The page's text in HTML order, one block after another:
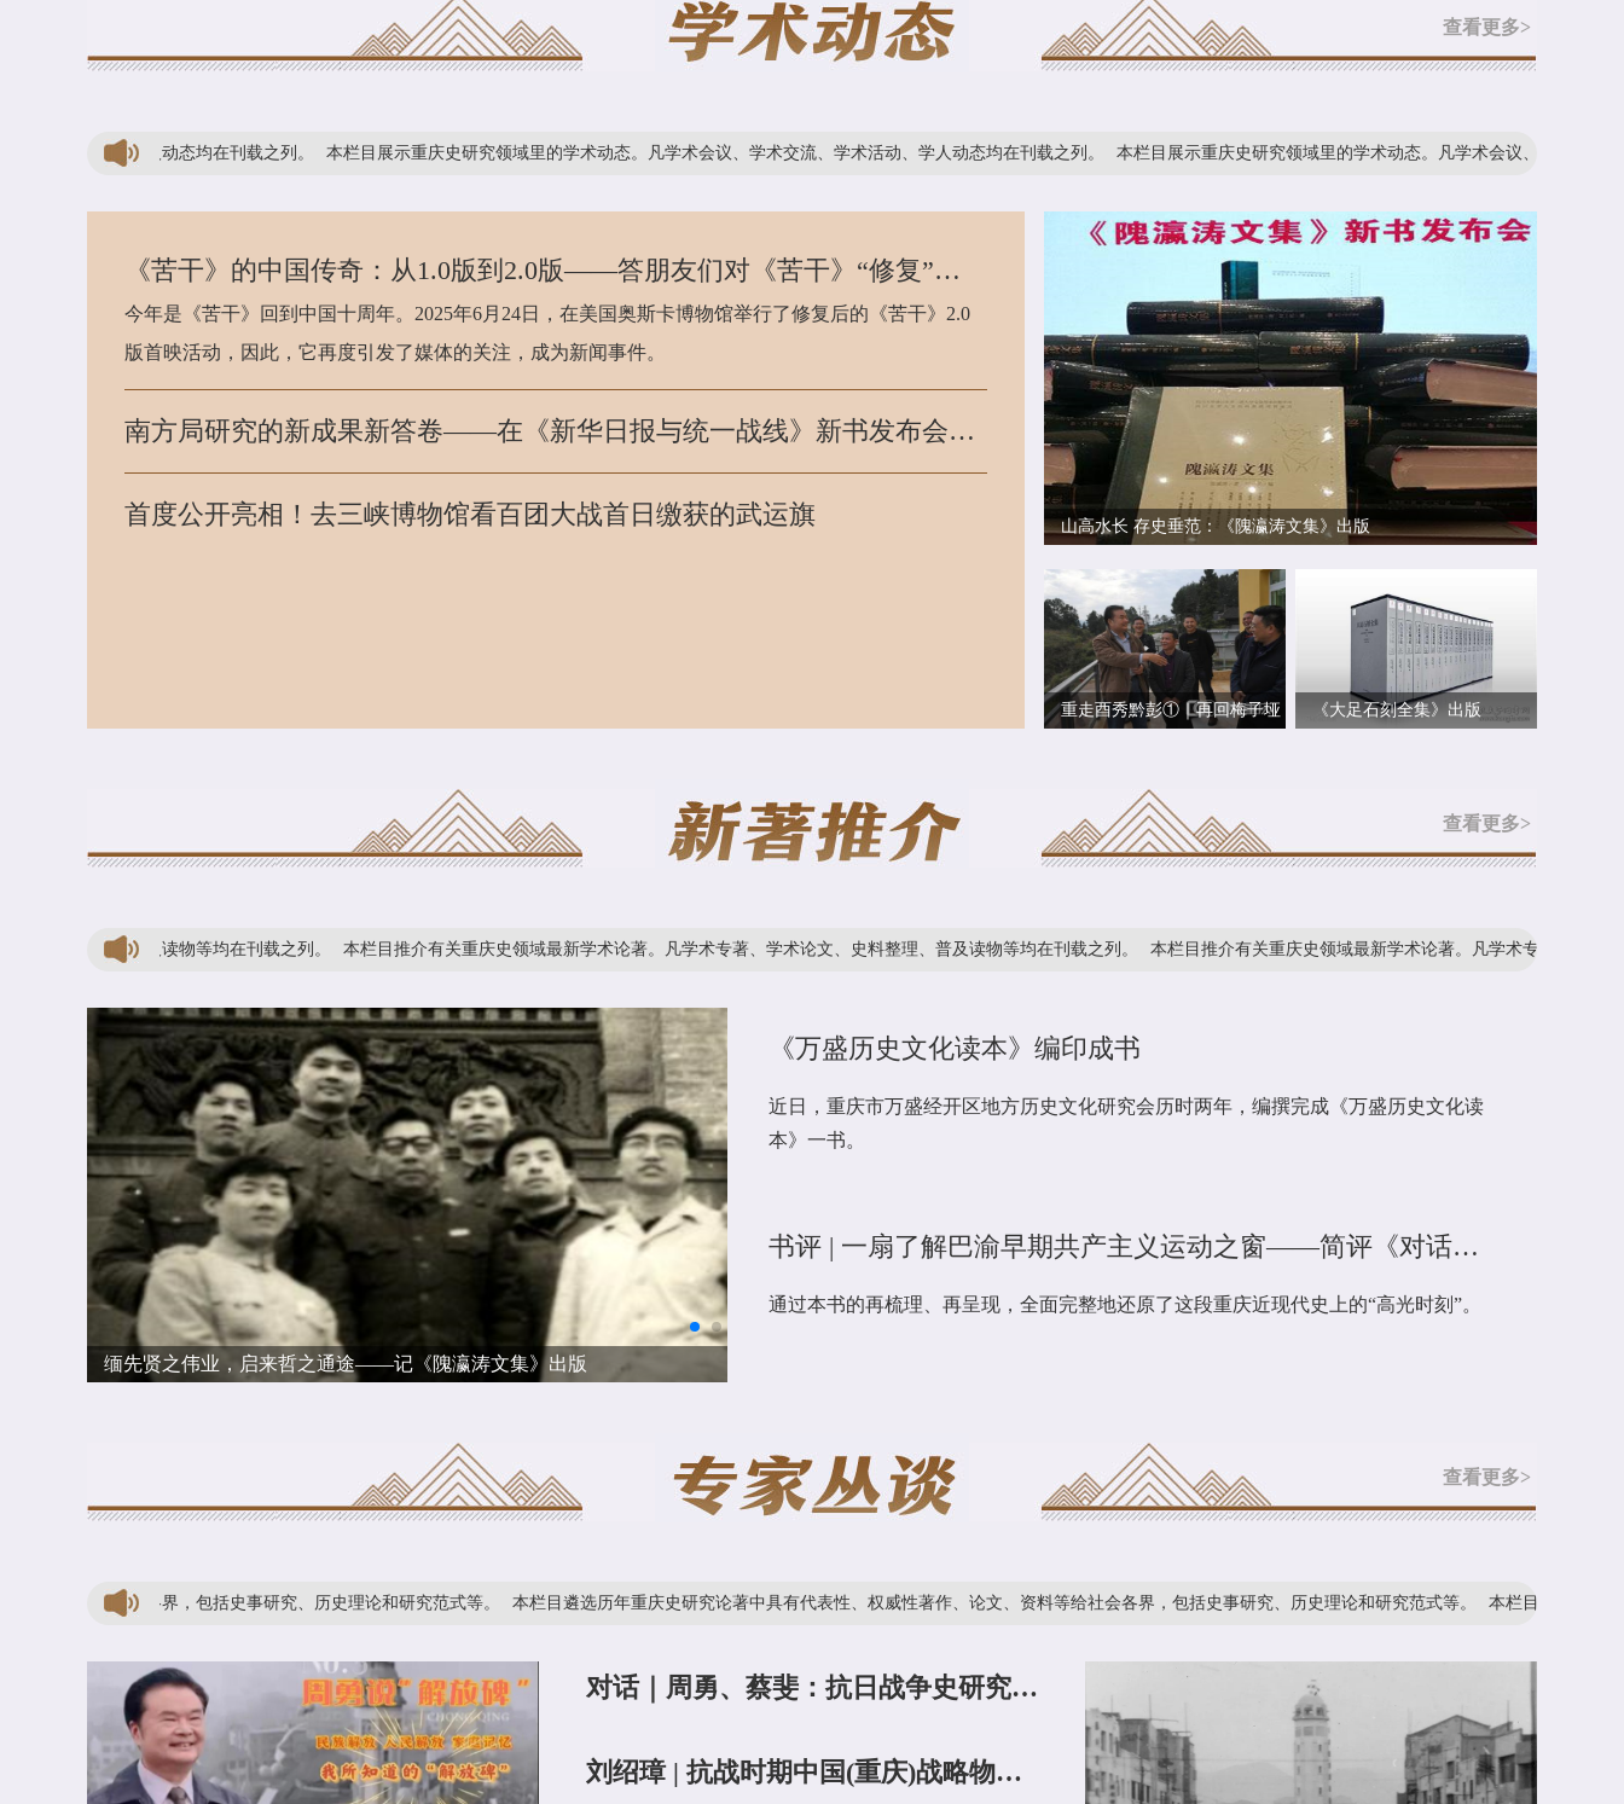
查看更多>
、学人动态均在刊载之列。 本栏目展示重庆史研究领域里的学术动态。凡学术会议、学术交流、学术活动、学人动态均在刊载之列。 本栏目展示重庆史研究领域里的学术动态。凡学术会议、学术交流、学术活动
《苦干》的中国传奇：从1.0版到2.0版——答朋友们对《苦干》“修复”的关注
今年是《苦干》回到中国十周年。2025年6月24日，在美国奥斯卡博物馆举行了修复后的《苦干》2.0
版首映活动，因此，它再度引发了媒体的关注，成为新闻事件。
南方局研究的新成果新答卷——在《新华日报与统一战线》新书发布会上的发言
首度公开亮相！去三峡博物馆看百团大战首日缴获的武运旗 山高水长 存史垂范：《隗瀛涛文集》出版
重走酉秀黔彭①｜再回梅子垭 《大足石刻全集》出版
查看更多>
、普及读物等均在刊载之列。 本栏目推介有关重庆史领域最新学术论著。凡学术专著、学术论文、史料整理、普及读物等均在刊载之列。 本栏目推介有关重庆史领域最新学术论著。凡学术专著、学术论文、史料
周永林 | 风雨沧桑“解放碑”
《万盛历史文化读本》编印成书
近日，重庆市万盛经开区地方历史文化研究会历时两年，编撰完成《万盛历史文化读
本》一书。
书评 | 一扇了解巴渝早期共产主义运动之窗——简评《对话初心——图说巴渝地区早期共产主义运动》
通过本书的再梳理、再呈现，全面完整地还原了这段重庆近现代史上的“高光时刻”。
查看更多>
社会各界，包括史事研究、历史理论和研究范式等。 本栏目遴选历年重庆史研究论著中具有代表性、权威性著作、论文、资料等给社会各界，包括史事研究、历史理论和研究范式等。 本栏目遴选历年重庆史研究
对话｜周勇、蔡斐：抗日战争史研究，
刘绍璋 | 抗战时期中国(重庆)战略物资